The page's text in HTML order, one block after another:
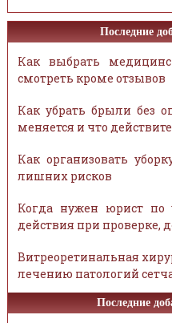
Последние
Как выбрать
смотреть кроме отзывов
Как убрать брыли без
меняется и что
Как организовать
лишних рисков
Когда нужен юрист по
действия при проверке,
Витреоретинальная
лечению патологий
Последние